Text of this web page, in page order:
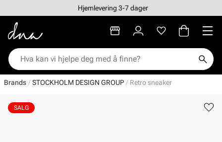
Hjemlevering 3-7 dager
Brands STOCKHOLM DESIGN GROUP Retro sneaker
SALG